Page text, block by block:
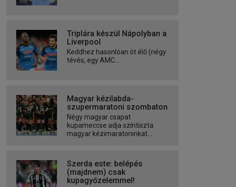
Triplára készül Nápolyban a
Liverpool
Keddhez hasonlóan öt élő (négy
tévés, egy AMC...
Magyar kézilabda-
szupermaratoni szombaton
Négy magyar csapat
kupameccse adja színtiszta
magyar kézimaratoninkat...
Szerda este: belépés
(majdnem) csak
kupagyőzelemmel!